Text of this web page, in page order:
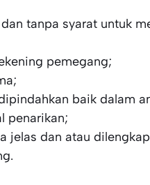
tanpa syarat untuk
pemegang;
baik dalam
penarikan;
jelas dan atau